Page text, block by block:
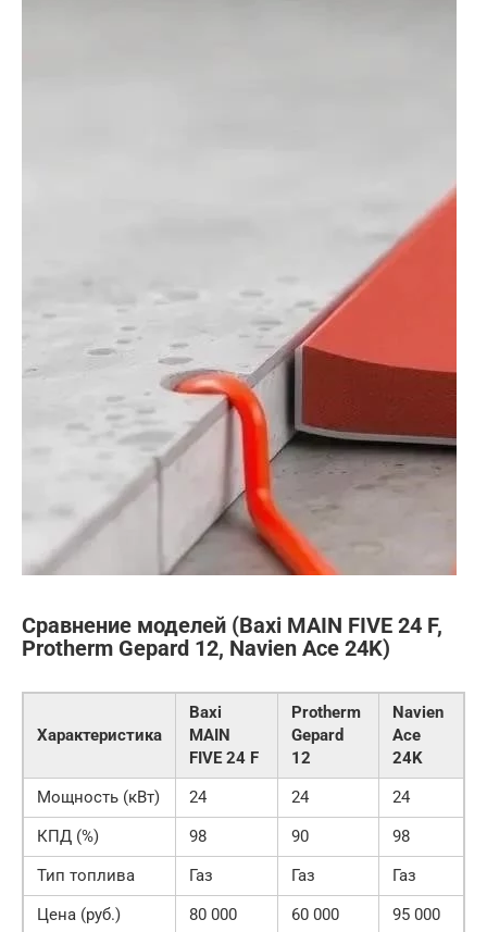
Сравнение моделей (Baxi MAIN FIVE 24 F,
Protherm Gepard 12, Navien Ace 24K)
Характеристика
Baxi
MAIN
FIVE 24 F
Protherm
Gepard
12
Navien
Ace
24K
Мощность (кВт)
24 24
24
КПД (%)
98 90
98
Тип топлива
Газ Газ
Газ
Цена (руб.)
80 000 60 000 95 000